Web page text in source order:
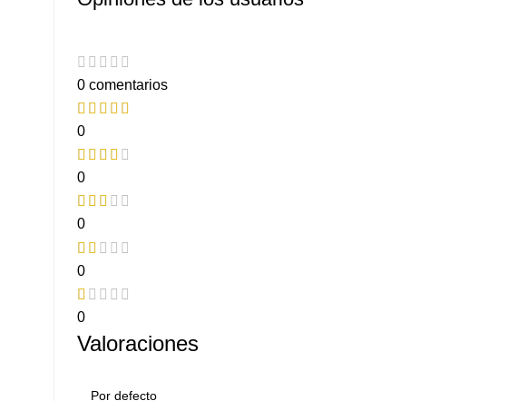
0 comentarios
0
0
0
0
0
Valoraciones